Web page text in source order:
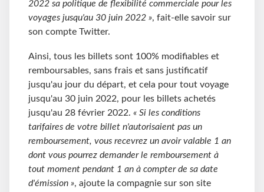
2022 sa politique de flexibilité commerciale pour les
voyages jusqu'au 30 juin 2022 », fait-elle savoir sur
son compte Twitter.
Ainsi, tous les billets sont 100% modifiables et
remboursables, sans frais et sans justificatif
jusqu'au jour du départ, et cela pour tout voyage
jusqu'au 30 juin 2022, pour les billets achetés
jusqu'au 28 février 2022. « Si les conditions
tarifaires de votre billet n'autorisaient pas un
remboursement, vous recevrez un avoir valable 1 an
dont vous pourrez demander le remboursement à
tout moment pendant 1 an à compter de sa date
d'émission », ajoute la compagnie sur son site